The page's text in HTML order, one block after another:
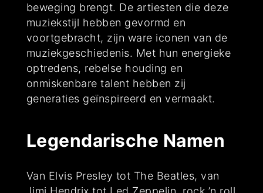
beweging brengt. De artiesten die deze
muziekstijl hebben gevormd en
voortgebracht, zijn ware iconen van de
muziekgeschiedenis. Met hun energieke
optredens, rebelse houding en
onmiskenbare talent hebben zij
generaties geïnspireerd en vermaakt.
Legendarische Namen
Van Elvis Presley tot The Beatles, van